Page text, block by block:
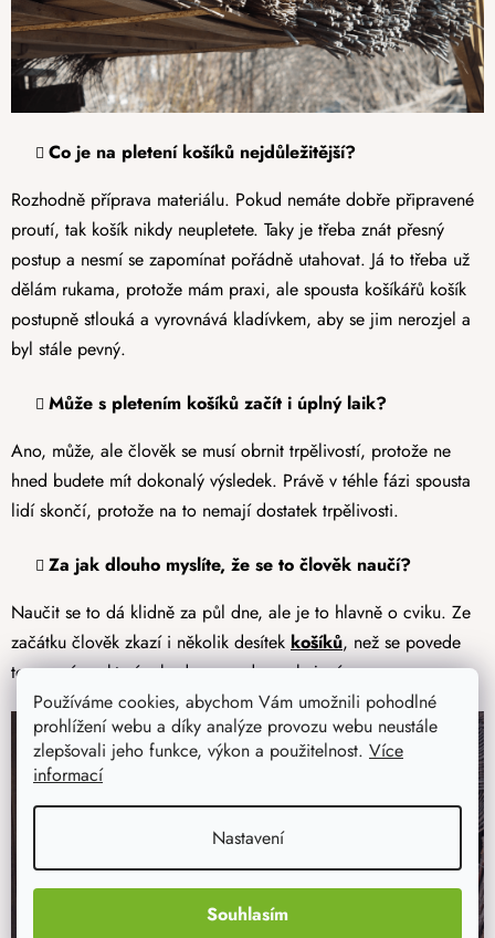
Používáme cookies, abychom Vám umožnili pohodlné
prohlížení webu a díky analýze provozu webu neustále
zlepšovali jeho funkce, výkon a použitelnost. Více
informací
Nastavení
Souhlasím
Co je na pletení košíků nejdůležitější?
Rozhodně příprava materiálu. Pokud nemáte dobře připravené
proutí, tak košík nikdy neupletete. Taky je třeba znát přesný
postup a nesmí se zapomínat pořádně utahovat. Já to třeba už
dělám rukama, protože mám praxi, ale spousta košíkářů košík
postupně stlouká a vyrovnává kladívkem, aby se jim nerozjel a
byl stále pevný.
Může s pletením košíků začít i úplný laik?
Ano, může, ale člověk se musí obrnit trpělivostí, protože ne
hned budete mít dokonalý výsledek. Právě v téhle fázi spousta
lidí skončí, protože na to nemají dostatek trpělivosti.
Za jak dlouho myslíte, že se to člověk naučí?
Naučit se to dá klidně za půl dne, ale je to hlavně o cviku. Ze
začátku člověk zkazí i několik desítek košíků, než se povede
ten první, se kterým bude opravdu spokojený.